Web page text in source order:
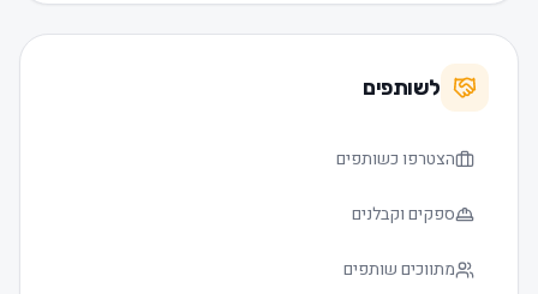
לשותפים
הצטרפו כשותפים
ספקים וקבלנים
מתווכים שותפים